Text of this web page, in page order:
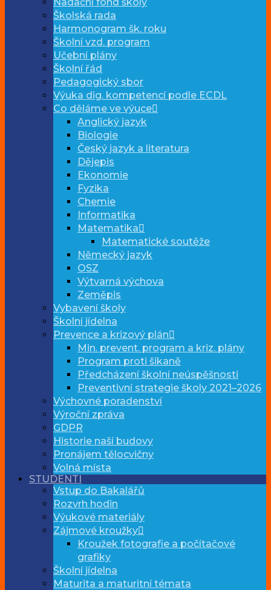
Školská rada
Harmonogram šk. roku
Školní vzd. program
Učební plány
Školní řád
Pedagogický sbor
Výuka dig. kompetencí podle ECDL
Co děláme ve výuce
Anglický jazyk
Biologie
Český jazyk a literatura
Dějepis
Ekonomie
Fyzika
Chemie
Informatika
Matematika
Matematické soutěže
Německý jazyk
OSZ
Výtvarná výchova
Zeměpis
Vybavení školy
Školní jídelna
Prevence a krizový plán
Min. prevent. program a kriz. plány
Program proti šikaně
Předcházení školní neúspěšnosti
Preventivní strategie školy 2021–2026
Výchovné poradenství
Výroční zpráva
GDPR
Historie naší budovy
Pronájem tělocvičny
Volná místa
STUDENTI
Vstup do Bakalářů
Rozvrh hodin
Výukové materiály
Zájmové kroužky
Kroužek fotografie a počítačové
grafiky
Školní jídelna
Maturita a maturitní témata